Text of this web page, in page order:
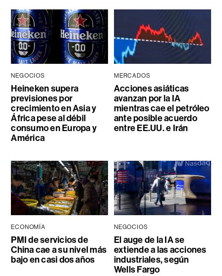
NEGOCIOS
Heineken supera
previsiones por
crecimiento en Asia y
África pese al débil
consumo en Europa y
América
MERCADOS
Acciones asiáticas
avanzan por la IA
mientras cae el petróleo
ante posible acuerdo
entre EE.UU. e Irán
ECONOMÍA
PMI de servicios de
China cae a su nivel más
bajo en casi dos años
NEGOCIOS
El auge de la IA se
extiende a las acciones
industriales, según
Wells Fargo